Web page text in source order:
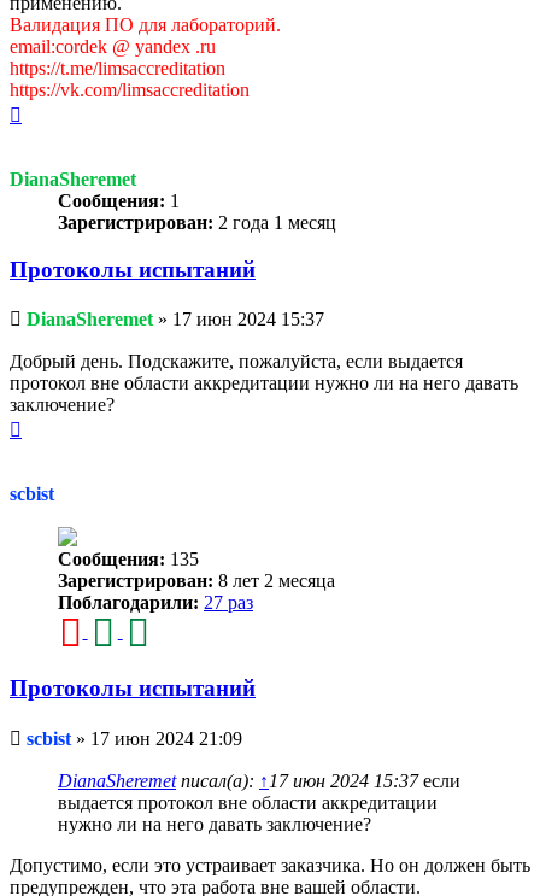
Валидация ПО для лабораторий.
email:cordek @ yandex .ru
https://t.me/limsaccreditation
https://vk.com/limsaccreditation
DianaSheremet
Сообщения: 1
Зарегистрирован: 2 года 1 месяц
Протоколы испытаний
Непрочитанное
DianaSheremet » 17 июн 2024 15:37
Добрый день. Подскажите, пожалуйста, если выдается
протокол вне области аккредитации нужно ли на него давать
заключение?
scbist
Сообщения: 135
Зарегистрирован: 8 лет 2 месяца
Поблагодарили: 27 раз
Протоколы испытаний
Непрочитанное
scbist » 17 июн 2024 21:09
DianaSheremetписал(а): ↑ 17 июн 2024 15:37если
выдается протокол вне области аккредитации
нужно ли на него давать заключение?
Допустимо, если это устраивает заказчика. Но он должен быть
предупрежден, что эта работа вне вашей области.